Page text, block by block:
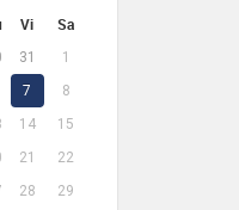
Vi Sa
31
1
7
8
14
15
21
22
28
29